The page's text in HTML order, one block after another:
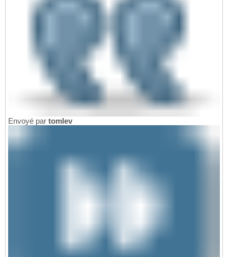
Envoyé par tomlev